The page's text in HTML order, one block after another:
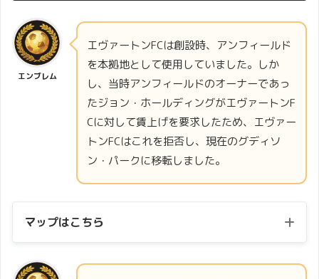
エンブレム
エヴァートンFCは創設時、アンフィールド
を本拠地として使用していました。しか
し、当時アンフィールドのオーナーであっ
たジョン・ホールディングがエヴァートンF
Cに対して賃上げを要求したため、エヴァー
トンFCはこれを拒否し、現在のグディソ
ン・パークに移転しました。
マップはこちら